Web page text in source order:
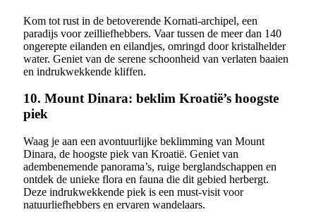
Kom tot rust in de betoverende Kornati-archipel, een
paradijs voor zeilliefhebbers. Vaar tussen de meer dan 140
ongerepte eilanden en eilandjes, omringd door kristalhelder
water. Geniet van de serene schoonheid van verlaten baaien
en indrukwekkende kliffen.
10. Mount Dinara: beklim Kroatië’s hoogste
piek
Waag je aan een avontuurlijke beklimming van Mount
Dinara, de hoogste piek van Kroatië. Geniet van
adembenemende panorama’s, ruige berglandschappen en
ontdek de unieke flora en fauna die dit gebied herbergt.
Deze indrukwekkende piek is een must-visit voor
natuurliefhebbers en ervaren wandelaars.